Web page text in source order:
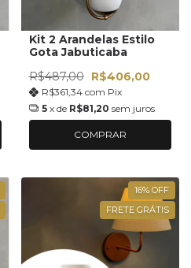
Kit 2 Arandelas Estilo
Gota Jabuticaba
R$487,00 R$406,00
R$361,34 com Pix
5 x de R$81,20 sem juros
COMPRAR
16% OFF
FRETE GRÁTIS